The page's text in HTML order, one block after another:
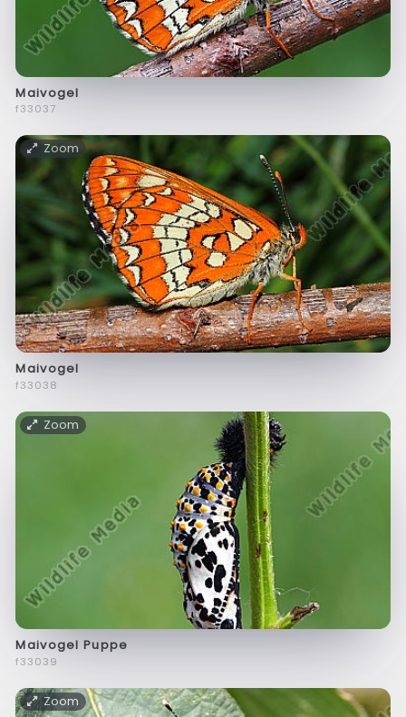
Maivogel
f33037
Zoom
Maivogel
f33038
Zoom
Maivogel Puppe
f33039
Zoom